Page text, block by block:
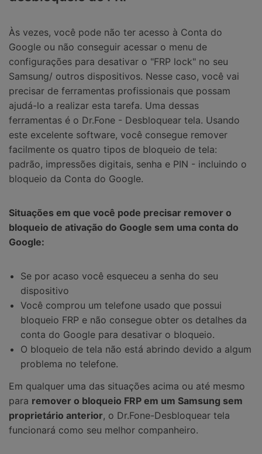
Às vezes, você pode não ter acesso à Conta do
Google ou não conseguir acessar o menu de
configurações para desativar o "FRP lock" no seu
Samsung/ outros dispositivos. Nesse caso, você vai
precisar de ferramentas profissionais que possam
ajudá-lo a realizar esta tarefa. Uma dessas
ferramentas é o Dr.Fone - Desbloquear tela. Usando
este excelente software, você consegue remover
facilmente os quatro tipos de bloqueio de tela:
padrão, impressões digitais, senha e PIN - incluindo o
bloqueio da Conta do Google.
Situações em que você pode precisar remover o
bloqueio de ativação do Google sem uma conta do
Google:
Se por acaso você esqueceu a senha do seu
dispositivo
Você comprou um telefone usado que possui
bloqueio FRP e não consegue obter os detalhes da
conta do Google para desativar o bloqueio.
O bloqueio de tela não está abrindo devido a algum
problema no telefone.
Em qualquer uma das situações acima ou até mesmo
para remover o bloqueio FRP em um Samsung sem
proprietário anterior, o Dr.Fone-Desbloquear tela
funcionará como seu melhor companheiro.